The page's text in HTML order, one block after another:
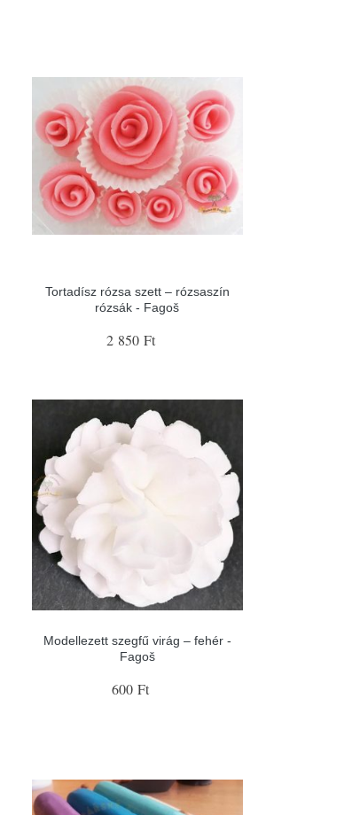
Tortadísz rózsa szett – rózsaszín
rózsák - Fagoš
2 850 Ft
Modellezett szegfű virág – fehér -
Fagoš
600 Ft